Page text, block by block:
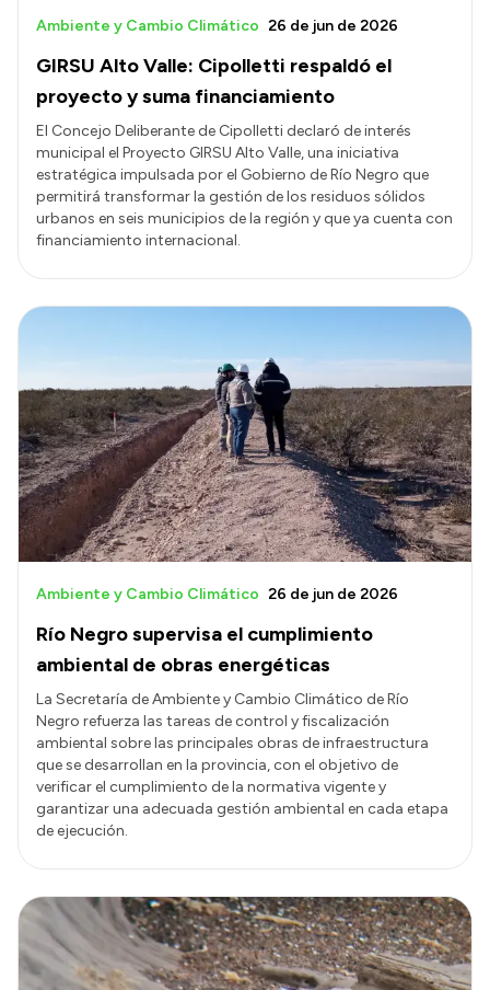
GIRSU Alto Valle: Cipolletti respaldó el
proyecto y suma financiamiento
Ambiente y Cambio Climático 26 de jun de 2026
El Concejo Deliberante de Cipolletti declaró de interés
municipal el Proyecto GIRSU Alto Valle, una iniciativa
estratégica impulsada por el Gobierno de Río Negro que
permitirá transformar la gestión de los residuos sólidos
urbanos en seis municipios de la región y que ya cuenta con
financiamiento internacional.
Río Negro supervisa el cumplimiento
ambiental de obras energéticas
Ambiente y Cambio Climático 26 de jun de 2026
La Secretaría de Ambiente y Cambio Climático de Río
Negro refuerza las tareas de control y fiscalización
ambiental sobre las principales obras de infraestructura
que se desarrollan en la provincia, con el objetivo de
verificar el cumplimiento de la normativa vigente y
garantizar una adecuada gestión ambiental en cada etapa
de ejecución.